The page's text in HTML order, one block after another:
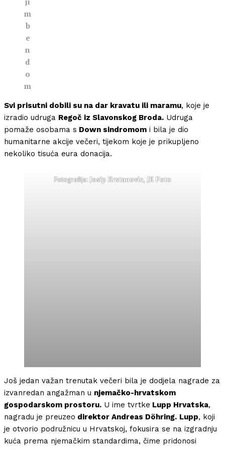
m
b
e
n
d
o
m
Svi prisutni dobili su na dar kravatu ili maramu, koje je
izradio udruga Regoč iz Slavonskog Broda. Udruga
pomaže osobama s Down sindromom i bila je dio
humanitarne akcije večeri, tijekom koje je prikupljeno
nekoliko tisuća eura donacija.
Fotografija:Josip Krstanovic, JK Foto
Još jedan važan trenutak večeri bila je dodjela nagrade za
izvanredan angažman u njemačko-hrvatskom
gospodarskom prostoru. U ime tvrtke Lupp Hrvatska,
nagradu je preuzeo direktor Andreas Döhring. Lupp, koji
je otvorio podružnicu u Hrvatskoj, fokusira se na izgradnju
kuća prema njemačkim standardima, čime pridonosi